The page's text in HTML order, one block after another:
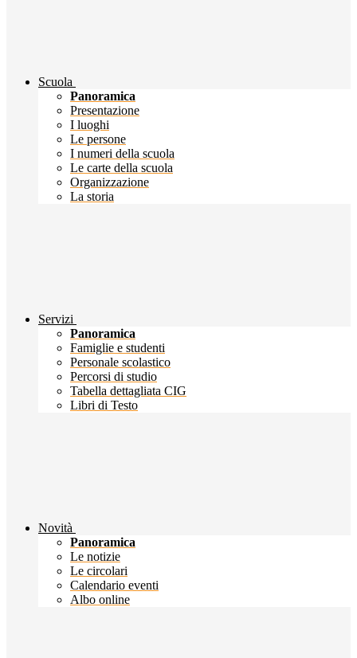
Scuola
Panoramica
Presentazione
I luoghi
Le persone
I numeri della scuola
Le carte della scuola
Organizzazione
La storia
Servizi
Panoramica
Famiglie e studenti
Personale scolastico
Percorsi di studio
Tabella dettagliata CIG
Libri di Testo
Novità
Panoramica
Le notizie
Le circolari
Calendario eventi
Albo online